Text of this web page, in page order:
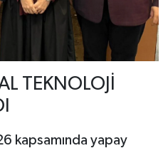
TEKNOLOJİ
kapsamında yapay